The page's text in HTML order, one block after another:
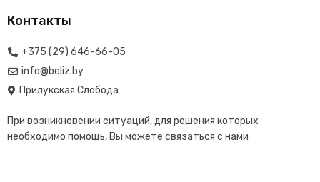
Контакты
+375 (29) 646-66-05
info@beliz.by
Прилукская Слобода
При возникновении ситуаций, для решения которых
необходимо помощь, Вы можете связаться с нами